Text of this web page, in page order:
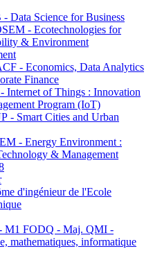
Data Science for Business
- Ecotechnologies for
& Environment
- Economics, Data Analytics
Finance
Internet of Things : Innovation
Program (IoT)
- Smart Cities and Urban
- Energy Environment :
& Management
d'ingénieur de l'Ecole
M1 FODQ - Maj. QMI -
mathematiques, informatique